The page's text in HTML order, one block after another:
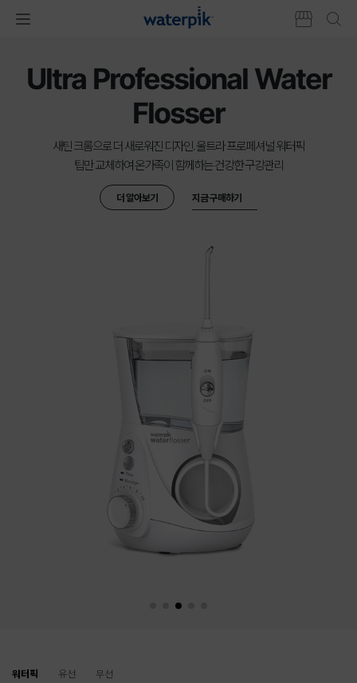
본문
바로가기
메인
슬라이드
Ultra Professional Water
Flosser
새틴 크롬으로 더 새로워진 디자인. 울트라 프로페셔널 워터픽
팁만 교체하여 온가족이 함께하는 건강한 구강관리
더 알아보기 지금 구매하기
워터픽
제품군
워터픽 유선 무선
기능별
제품군